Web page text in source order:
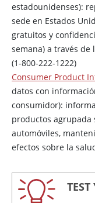
estadounidenses):
sede en Estados
gratuitos y
semana) a través de
(1-800-222-1222)
Consumer Product
datos con
consumidor):
productos agrupada
automóviles,
efectos sobre la